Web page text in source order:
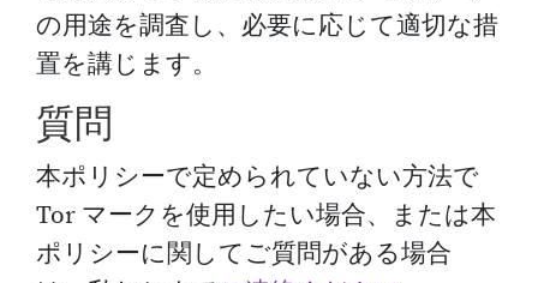
の用途を調査し、必要に応じて適切な措
置を講じます。
質問
本ポリシーで定められていない方法で
Tor マークを使用したい場合、または本
ポリシーに関してご質問がある場合